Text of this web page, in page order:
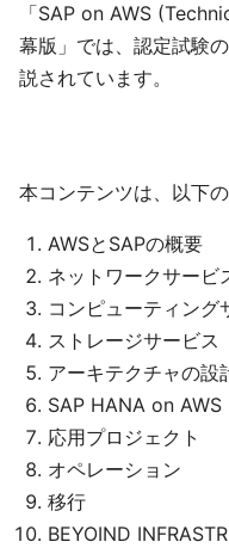
「SAP on AWS
幕版」では、認定試験
説されています。
本コンテンツは、以下
AWSとSAPの概要
ネットワークサービ
コンピューティング
ストレージサービス
アーキテクチャの設
SAP HANA on AWS
応用プロジェクト
オペレーション
移行
BEYOIND